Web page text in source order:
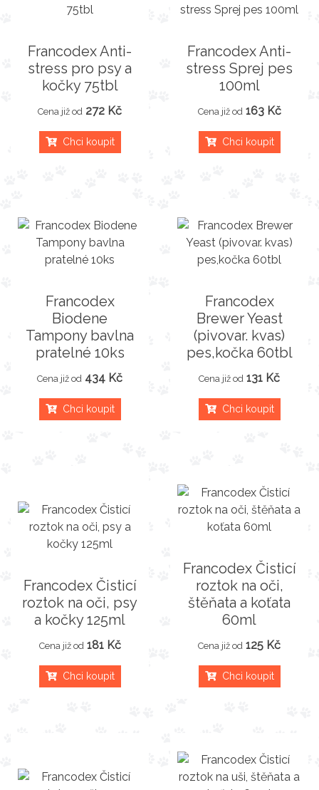
Francodex Anti-
stress pro psy a
kočky 75tbl
Cena již od 272 Kč
Chci koupit
Francodex Anti-
stress Sprej pes
100ml
Cena již od 163 Kč
Chci koupit
Francodex
Biodene
Tampony bavlna
pratelné 10ks
Cena již od 434 Kč
Chci koupit
Francodex
Brewer Yeast
(pivovar. kvas)
pes,kočka 60tbl
Cena již od 131 Kč
Chci koupit
Francodex Čisticí
roztok na oči, psy
a kočky 125ml
Cena již od 181 Kč
Chci koupit
Francodex Čisticí
roztok na oči,
štěňata a koťata
60ml
Cena již od 125 Kč
Chci koupit